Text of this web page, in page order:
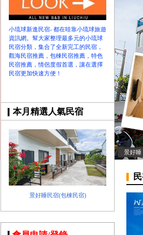
【小琉球民宿特約】東港停車場!!看這邊
小琉球民宿 最完整的旅遊資訊都在這
【哇靠小琉球】新版官網熱情開站
【哇靠小琉球粉絲團】即時動態!!
小琉球新進民宿- 都在哇靠小琉球旅遊
資訊網。幫大家整理最多元的小琉球
民宿分類，集合了全新完工的民宿，
觀海民宿推薦，包棟民宿推薦，特色
民宿推薦，情侶度假首選，讓在選擇
民宿更加快速方便！
本月精選人氣民宿
景好睡民宿(包棟民宿)
景好睡